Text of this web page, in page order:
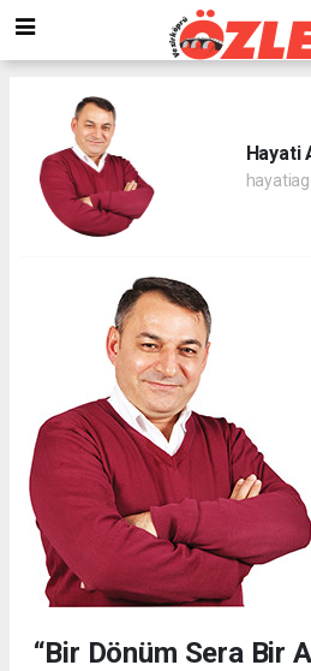
Hayati
“Bir Dönüm Sera Bir